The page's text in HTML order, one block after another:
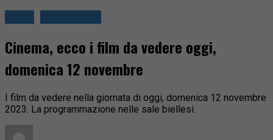
Cinema, ecco i film da vedere oggi,
domenica 12 novembre
I film da vedere nella giornata di oggi, domenica 12 novembre
2023. La programmazione nelle sale biellesi.